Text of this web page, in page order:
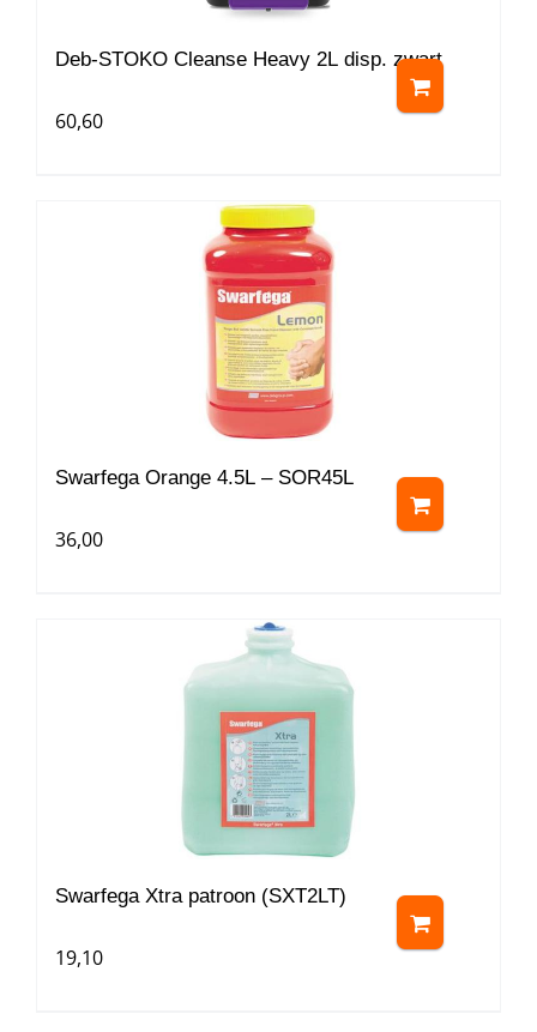
Deb-STOKO Cleanse Heavy 2L disp. zwart
60,60
Swarfega Orange 4.5L – SOR45L
36,00
Swarfega Xtra patroon (SXT2LT)
19,10